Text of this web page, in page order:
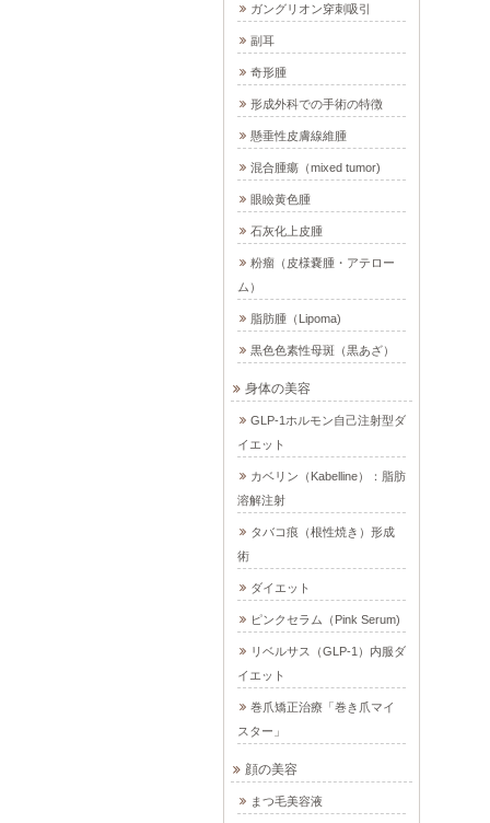
ガングリオン穿刺吸引
副耳
奇形腫
形成外科での手術の特徴
懸垂性皮膚線維腫
混合腫瘍（mixed tumor)
眼瞼黄色腫
石灰化上皮腫
粉瘤（皮様嚢腫・アテロー
ム）
脂肪腫（Lipoma)
黒色色素性母斑（黒あざ）
身体の美容
GLP-1ホルモン自己注射型ダ
イエット
カベリン（Kabelline）：脂肪
溶解注射
タバコ痕（根性焼き）形成
術
ダイエット
ピンクセラム（Pink Serum)
リベルサス（GLP-1）内服ダ
イエット
巻爪矯正治療「巻き爪マイ
スター」
顔の美容
まつ毛美容液